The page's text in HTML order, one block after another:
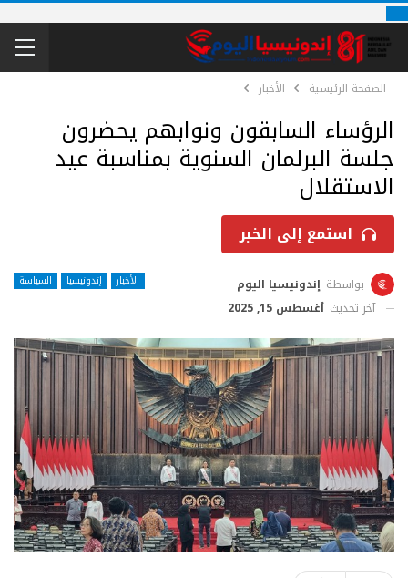
الصفحة الرئيسية الأخبار
الرؤساء السابقون ونوابهم يحضرون
جلسة البرلمان السنوية بمناسبة عيد
الاستقلال
استمع إلى الخبر
الأخبار إندونيسيا السياسة بواسطة إندونيسيا اليوم
آخر تحديث أغسطس 15, 2025